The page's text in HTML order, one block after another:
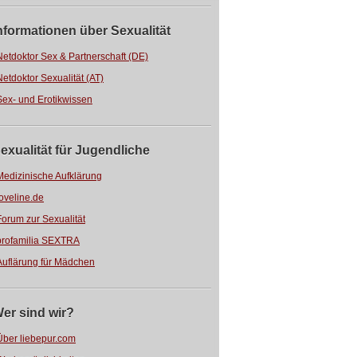
über Sexualität
Sex & Partnerschaft (DE)
Sexualität (AT)
und Erotikwissen
für Jugendliche
Aufklärung
zur Sexualität
SEXTRA
für Mädchen
sind wir?
liebepur.com